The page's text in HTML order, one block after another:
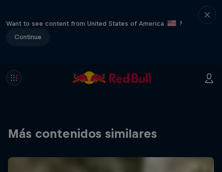
Want to see content from United States of America
?
Continue
Más contenidos similares